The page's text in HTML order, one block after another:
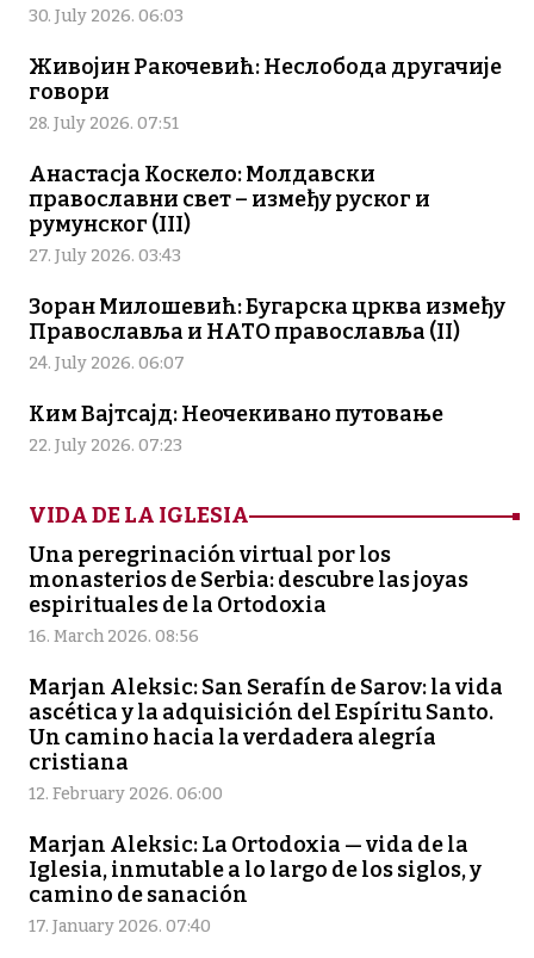
30. July 2026. 06:03
Живојин Ракочевић: Неслобода другачије
говори
28. July 2026. 07:51
Анастасја Коскело: Молдавски
православни свет – између руског и
румунског (III)
27. July 2026. 03:43
Зоран Милошевић: Бугарска црква између
Православља и НАТО православља (II)
24. July 2026. 06:07
Ким Вајтсајд: Неочекивано путовање
22. July 2026. 07:23
VIDA DE LA IGLESIA
Una peregrinación virtual por los
monasterios de Serbia: descubre las joyas
espirituales de la Ortodoxia
16. March 2026. 08:56
Marjan Aleksic: San Serafín de Sarov: la vida
ascética y la adquisición del Espíritu Santo.
Un camino hacia la verdadera alegría
cristiana
12. February 2026. 06:00
Marjan Aleksic: La Ortodoxia — vida de la
Iglesia, inmutable a lo largo de los siglos, y
camino de sanación
17. January 2026. 07:40